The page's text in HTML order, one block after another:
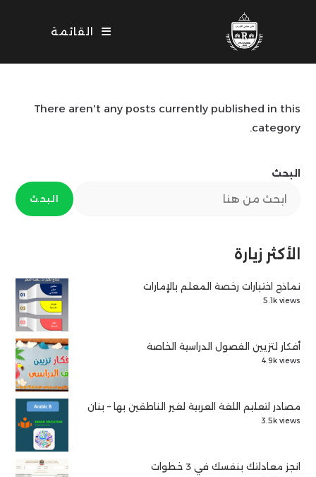
القائمة
There aren't any posts currently published in this
category.
البحث
البحث
الأكثر زيارة
نماذج اختبارات رخصة المعلم بالإمارات
5.1k views
أفكار لتزيين الفصول الدراسية الخاصة
4.9k views
مصادر لتعليم اللغة العربية لغير الناطقين بها – بنان
3.5k views
انجز معادلتك بنفسك في 3 خطوات